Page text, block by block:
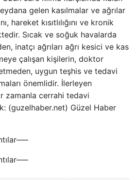
gelen kasılmalar ve ağrılar
hareket kısıtlılığını ve kronik
Sıcak ve soğuk havalarda
inatçı ağrıları ağrı kesici ve kas
çalışan kişilerin, doktor
uygun teşhis ve tedavi
önemlidir. İlerleyen
zamanla cerrahi tedavi
(guzelhaber.net) Güzel Haber